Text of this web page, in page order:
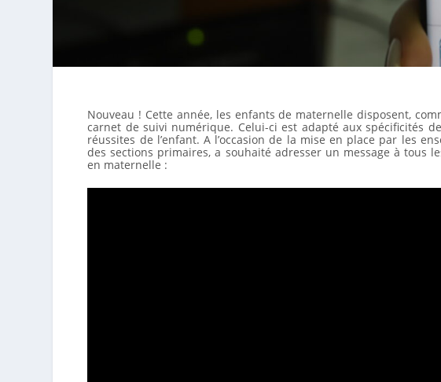
Nouveau ! Cette année, les enfants de maternelle disposent,
carnet de suivi numérique. Celui-ci est adapté aux spécificités
réussites de l’enfant. A l’occasion de la mise en place par les
des sections primaires, a souhaité adresser un message à tous
en maternelle :